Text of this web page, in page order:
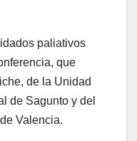
paliativos
que
de la Unidad
de Sagunto y del
Valencia.